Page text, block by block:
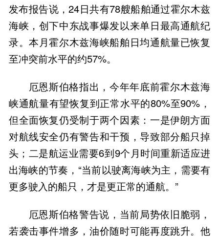
发布报告说，24日共有78艘船舶通过霍尔木兹
海峡，创下中东战事爆发以来单日最高通航纪
录。本月霍尔木兹海峡船舶日均通航量已恢复
至冲突前水平的约57%。
厄恩斯伯格指出，今年年底前霍尔木兹海
峡通航量有望恢复到正常水平的80%至90%，
但全面恢复仍受制于两个因素：一是伊朗方面
对航线安全仍有警告和干预，导致部分船只掉
头；二是航运业需要6到9个月时间重新适应进
出海峡的节奏，“当前以驶离海峡为主，需要有
更多驶入的船只，才是更正常的通航。”
厄恩斯伯格警告说，当前局势依旧脆弱，
若袭击事件增多，油价随时可能再度跳升。他